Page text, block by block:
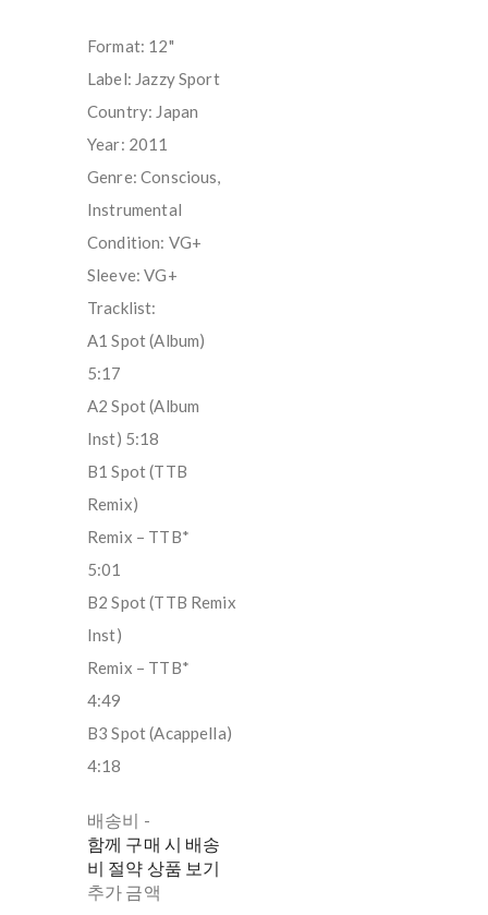
Format: 12"
Label: Jazzy Sport
Country: Japan
Year: 2011
Genre: Conscious,
Instrumental
Condition: VG+
Sleeve: VG+
Tracklist:
A1 Spot (Album)
5:17
A2 Spot (Album
Inst) 5:18
B1 Spot (TTB
Remix)
Remix – TTB*
5:01
B2 Spot (TTB Remix
Inst)
Remix – TTB*
4:49
B3 Spot (Acappella)
4:18
배송비 -
함께 구매 시 배송
비 절약 상품 보기
추가 금액